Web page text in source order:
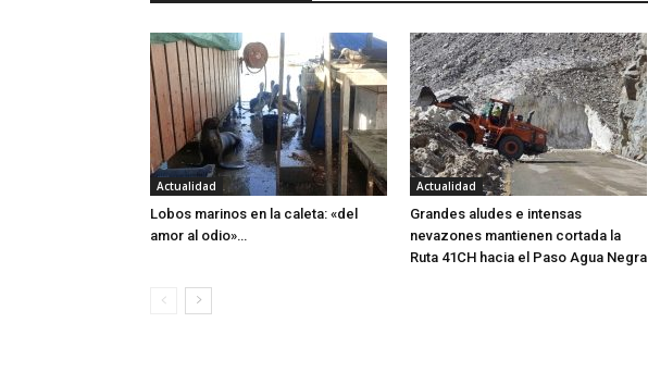
Actualidad
Lobos marinos en la caleta: «del
amor al odio»…
Actualidad
Grandes aludes e intensas
nevazones mantienen cortada la
Ruta 41CH hacia el Paso Agua Negra